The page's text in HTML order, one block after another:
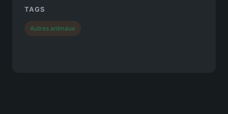
TAGS
Autres animaux